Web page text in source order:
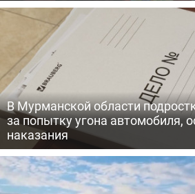
В Мурманской области
за попытку угона автомобиля,
наказания